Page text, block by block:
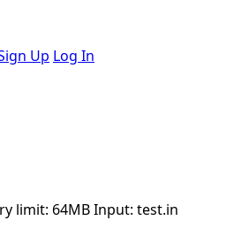
Up Log In
limit: 64MBInput: test.in